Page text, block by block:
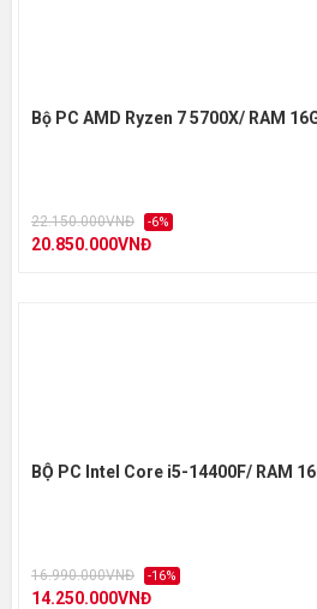
Bộ PC AMD Ryzen 7 5700X/ RAM
22.150.000VNĐ -6%
20.850.000VNĐ
BỘ PC Intel Core i5-14400F/ RAM
16.990.000VNĐ -16%
14.250.000VNĐ